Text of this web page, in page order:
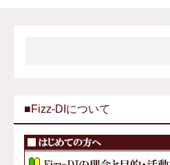
■Fizz-DIについて